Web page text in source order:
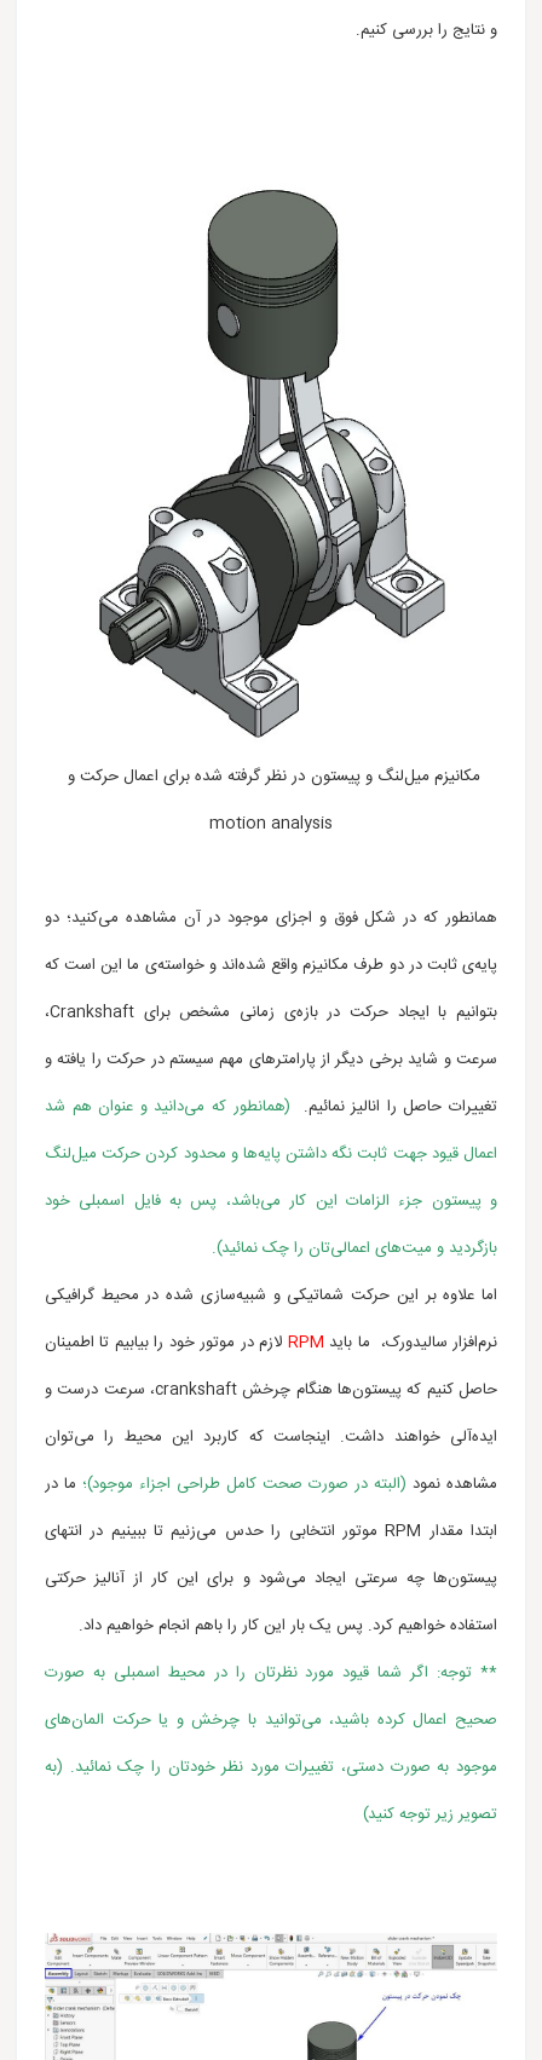
و نتایج را بررسی کنیم.
مکانیزم میل‌لنگ و پیستون در نظر گرفته شده برای اعمال حرکت و
motion analysis
همانطور که در شکل فوق و اجزای موجود در آن مشاهده می‌کنید؛ دو
پایه‌ی ثابت در دو طرف مکانیزم واقع شده‌اندو خواسته‌ی ما این است که
بتوانیم با ایجاد حرکت در بازه‌ی زمانی مشخص برای Crankshaft،
سرعت و شاید برخی دیگر از پارامترهای مهم سیستم در حرکت را یافته و
تغییرات حاصل را انالیز نمائیم. (همانطور که می‌دانید و عنوان هم شد
اعمال قیود جهت ثابت نگه داشتن پایه‌ها و محدود کردن حرکت میل‌لنگ
و پیستون جزء الزامات این کار می‌باشد، پس به فایل اسمبلی خود
بازگردید و میت‌های اعمالی‌تان را چک نمائید).
اما علاوه بر این حرکت شماتیکی و شبیه‌سازی شده در محیط گرافیکی
نرم‌افزار سالیدورک، ما باید RPM لازم در موتور خود را بیابیم تا اطمینان
حاصل کنیم که پیستون‌ها هنگام چرخش crankshaft، سرعت درست و
ایده‌آلی خواهند داشت. اینجاست که کاربرد این محیط را می‌توان
مشاهده نمود (البته در صورت صحت کامل طراحی اجزاء موجود)؛ ما در
ابتدا مقدار RPM موتور انتخابی را حدس می‌زنیم تا ببینیم در انتهای
پیستون‌‌ها چه سرعتی ایجاد می‌شود و برای این کار از آنالیز حرکتی
استفاده خواهیم کرد. پس یک بار این کار را باهم انجام خواهیم داد.
** توجه: اگر شما قیود مورد نظرتان را در محیط اسمبلی به صورت
صحیح اعمال کرده باشید، می‌توانید با چرخش و یا حرکت المان‌های
موجود به صورت دستی، تغییرات مورد نظر خودتان را چک نمائید. (به
تصویر زیر توجه کنید)